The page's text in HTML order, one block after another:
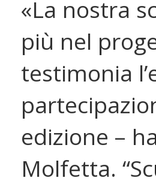
«La nostra
più nel
testimonia
edizione –
Molfetta.